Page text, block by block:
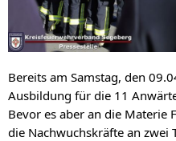
Bereits am Samstag, den
Ausbildung für die 11
Bevor es aber an die Materie
die Nachwuchskräfte an zwei